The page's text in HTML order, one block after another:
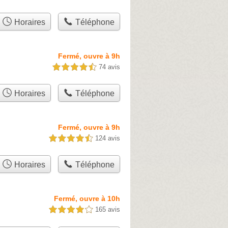
Horaires Téléphone
Fermé, ouvre à 9h
4,5 étoiles sur 5 74 avis
Horaires Téléphone
Fermé, ouvre à 9h
4,5 étoiles sur 5 124 avis
Horaires Téléphone
Fermé, ouvre à 10h
4,0 étoiles sur 5 165 avis